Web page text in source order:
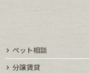
ペット相談
分譲賃貸